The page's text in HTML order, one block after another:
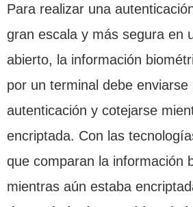
Para realizar una
gran escala y más segura en
abierto, la información
por un terminal debe enviarse
autenticación y cotejarse
encriptada. Con las
que comparan la información
mientras aún estaba